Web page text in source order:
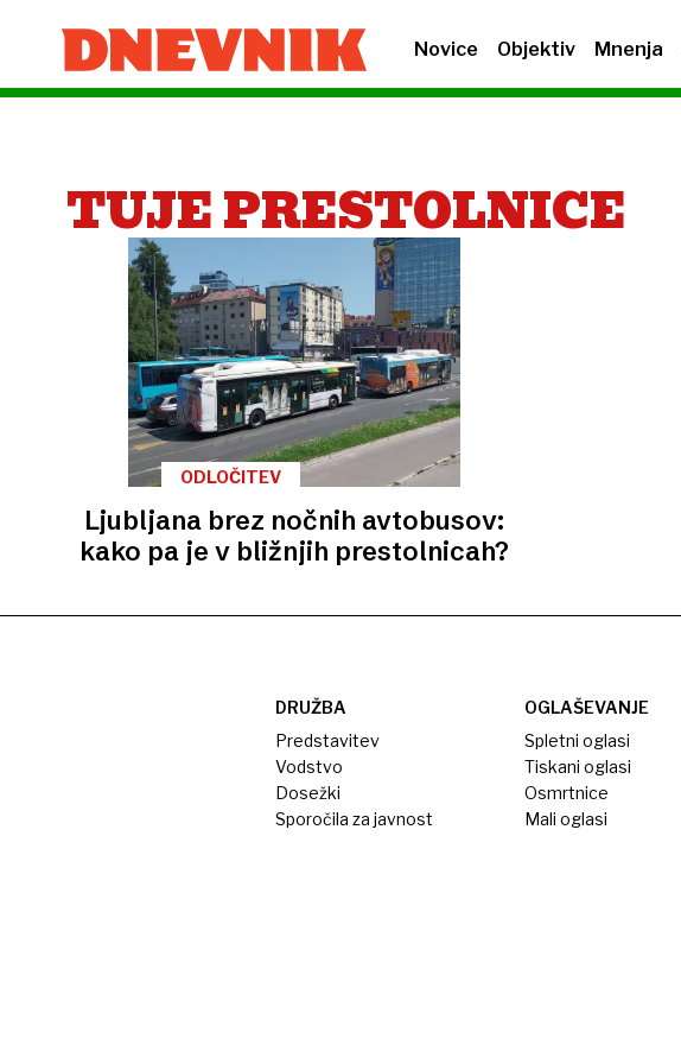
Novice Objektiv Mnenja
TUJE PRESTOLNICE
ODLOČITEV
Ljubljana brez nočnih avtobusov:
kako pa je v bližnjih prestolnicah?
DRUŽBA
Predstavitev
Vodstvo
Dosežki
Sporočila za javnost
OGLAŠEVANJE
Spletni oglasi
Tiskani oglasi
Osmrtnice
Mali oglasi